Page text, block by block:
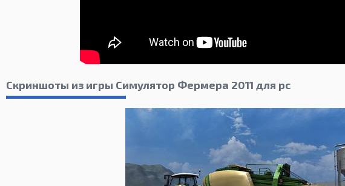
Скриншоты из игры Симулятор Фермера 2011 для pc